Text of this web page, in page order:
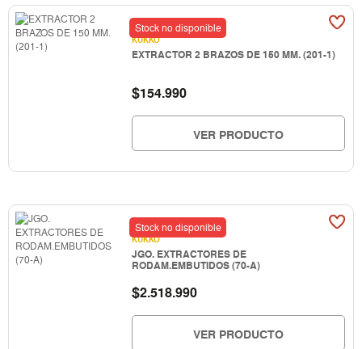
Stock no disponible
KUKKO
EXTRACTOR 2 BRAZOS DE 150 MM. (201-1)
$154.990
VER PRODUCTO
Stock no disponible
KUKKO
JGO. EXTRACTORES DE
RODAM.EMBUTIDOS (70-A)
$2.518.990
VER PRODUCTO